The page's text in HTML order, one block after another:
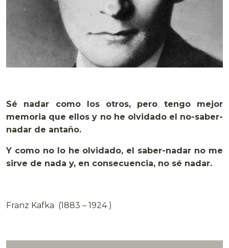
Sé nadar como los otros, pero tengo mejor
memoria que ellos y no he olvidado el no-saber-
nadar de antaño.
Y como no lo he olvidado, el saber-nadar no me
sirve de nada y, en consecuencia, no sé nadar.
Franz Kafka (1883 – 1924 )